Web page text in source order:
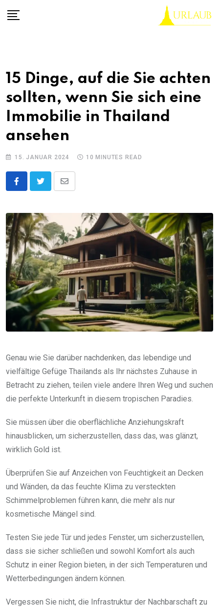
15 Dinge, auf die Sie achten
sollten, wenn Sie sich eine
Immobilie in Thailand
ansehen
15. JANUAR 2024 10 MINUTES READ
Share
Email
Genau wie Sie darüber nachdenken, das lebendige und
vielfältige Gefüge Thailands als Ihr nächstes Zuhause in
Betracht zu ziehen, teilen viele andere Ihren Weg und suchen
die perfekte Unterkunft in diesem tropischen Paradies.
Sie müssen über die oberflächliche Anziehungskraft
hinausblicken, um sicherzustellen, dass das, was glänzt,
wirklich Gold ist.
Überprüfen Sie auf Anzeichen von Feuchtigkeit an Decken
und Wänden, da das feuchte Klima zu versteckten
Schimmelproblemen führen kann, die mehr als nur
kosmetische Mängel sind.
Testen Sie jede Tür und jedes Fenster, um sicherzustellen,
dass sie sicher schließen und sowohl Komfort als auch
Schutz in einer Region bieten, in der sich Temperaturen und
Wetterbedingungen ändern können.
Vergessen Sie nicht, die Infrastruktur der Nachbarschaft zu